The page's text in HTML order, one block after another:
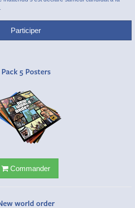
Participer
Pack 5 Posters
Commander
world order